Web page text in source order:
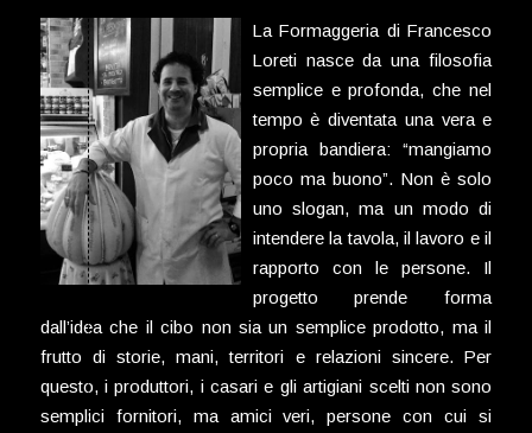
La Formaggeria di Francesco
Loreti nasce da una filosofia
semplice e profonda, che nel
tempo è diventata una vera e
propria bandiera: “mangiamo
poco ma buono”. Non è solo
uno slogan, ma un modo di
intendere la tavola, il lavoro e il
rapporto con le persone. Il
progetto prende forma
dall’idea che il cibo non sia un semplice prodotto, ma il
frutto di storie, mani, territori e relazioni sincere. Per
questo, i produttori, i casari e gli artigiani scelti non sono
semplici fornitori, ma amici veri, persone con cui si